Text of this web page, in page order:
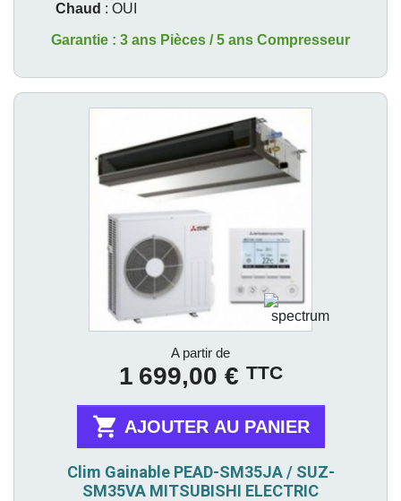
Chaud : OUI
Garantie : 3 ans Pièces / 5 ans Compresseur
A partir de
1 699,00 € TTC
 AJOUTER AU PANIER
Clim Gainable PEAD-SM35JA / SUZ-
SM35VA MITSUBISHI ELECTRIC